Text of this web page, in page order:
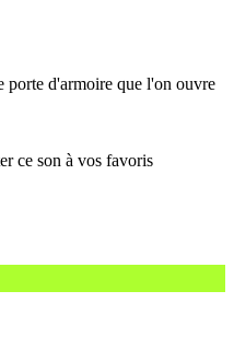
d'armoire que l'on ouvre